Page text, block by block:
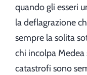
quando gli esseri
la deflagrazione
sempre la solita
chi incolpa Medea
catastrofi sono